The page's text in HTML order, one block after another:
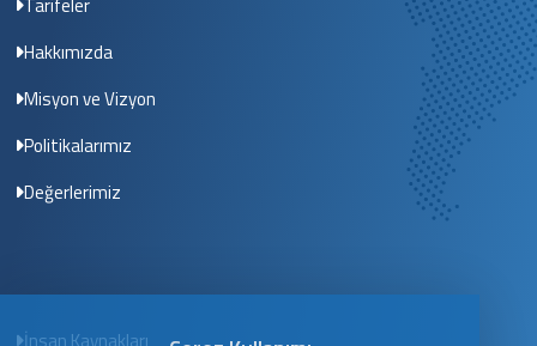
Tarifeler
Hakkımızda
Misyon ve Vizyon
Politikalarımız
Değerlerimiz